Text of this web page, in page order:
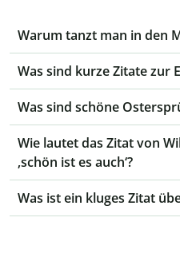
Warum tanzt man in den
Was sind kurze Zitate zur
Was sind schöne
Wie lautet das Zitat von
‚schön ist es auch‘?
Was ist ein kluges Zitat